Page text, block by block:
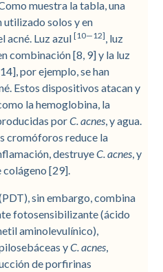
muestra la tabla, una
utilizado solos y en
acné. Luz azul[10—12] , luz
combinación [8, 9] y la luz
por ejemplo, se han
Estos dispositivos atacan y
la hemoglobina, la
porC. acnes , y agua.
cromóforos reduce la
destruyeC. acnes , y
[29].
sin embargo, combina
fotosensibilizante (ácido
aminolevulínico),
yC. acnes
de porfirinas